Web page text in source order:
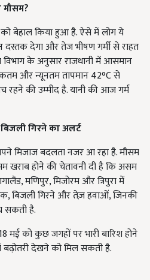
को बेहाल किया हुआ है. ऐसे में लोग ये
देगा और तेज भीषण गर्मी से राहत
के अनुसार राजधानी में आसमान
और न्यूनतम तापमान 42°C से
की उम्मीद है. यानी की आज गर्म
गिरने का अलर्ट
मिजाज बदलता नजर आ रहा है. मौसम
खराब होने की चेतावनी दी है कि असम
मणिपुर, मिजोरम और त्रिपुरा में
बिजली गिरने और तेज़ हवाओं, जिनकी
सकती है.
मई को कुछ जगहों पर भारी बारिश होने
देखने को मिल सकती है.